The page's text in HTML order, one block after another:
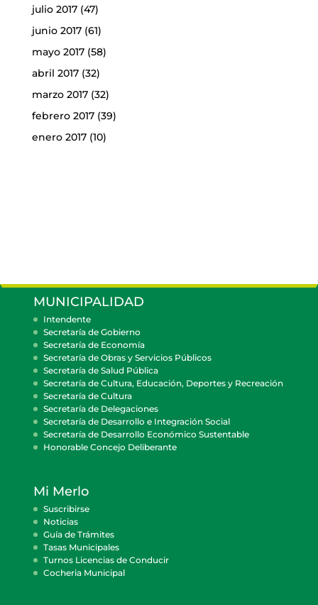
julio 2017(47)
junio 2017(61)
mayo 2017(58)
abril 2017(32)
marzo 2017(32)
febrero 2017(39)
enero 2017(10)
MUNICIPALIDAD
Intendente
Secretaría de Gobierno
Secretaría de Economía
Secretaría de Obras y Servicios Públicos
Secretaría de Salud Pública
Secretaría de Cultura, Educación, Deportes y Recreación
Secretaría de Cultura
Secretaría de Delegaciones
Secretaría de Desarrollo e Integración Social
Secretaría de Desarrollo Económico Sustentable
Honorable Concejo Deliberante
Mi Merlo
Suscribirse
Noticias
Guía de Trámites
Tasas Municipales
Turnos Licencias de Conducir
Cocheria Municipal